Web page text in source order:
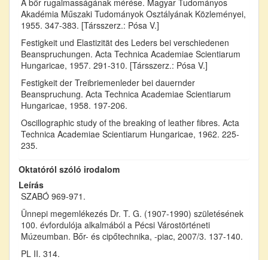
Akadémia Műszaki Tudományok Osztályának Közleményei,
1955. 347-383. [Társszerz.: Pósa V.]
Festigkeit und Elastizität des Leders bei verschiedenen
Beanspruchungen. Acta Technica Academiae Scientiarum
Hungaricae, 1957. 291-310. [Társszerz.: Pósa V.]
Festigkeit der Treibriemenleder bei dauernder
Beanspruchung. Acta Technica Academiae Scientiarum
Hungaricae, 1958. 197-206.
Oscillographic study of the breaking of leather fibres. Acta
Technica Academiae Scientiarum Hungaricae, 1962. 225-
235.
Oktatóról szóló irodalom
Leírás
SZABÓ 969-971.
Ünnepi megemlékezés Dr. T. G. (1907-1990) születésének
100. évfordulója alkalmából a Pécsi Várostörténeti
Múzeumban. Bőr- és cipőtechnika, -piac, 2007/3. 137-140.
PL II. 314.